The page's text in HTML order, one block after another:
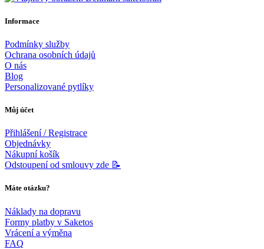
Informace
Podmínky služby
Ochrana osobních údajů
O nás
Blog
Personalizované pytlíky
Můj účet
Přihlášení / Registrace
Objednávky
Nákupní košík
Odstoupení od smlouvy zde 📝
Máte otázku?
Náklady na dopravu
Formy platby v Saketos
Vrácení a výměna
FAQ